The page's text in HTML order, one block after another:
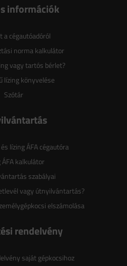
információk
a cégautóadóról
norma kalkulátor
vagy tartós bérlet?
lízing könyvelése
Szótár
lízing ÁFA cégautóra
ÁFA kalkulátor
szabályai
vagy útnyilvántartás?
elszámolása
rendelvény
saját gépkocsihoz